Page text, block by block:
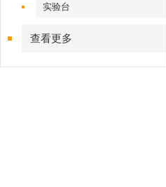
实验台
查看更多